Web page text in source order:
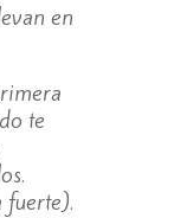
en
te
fuerte).